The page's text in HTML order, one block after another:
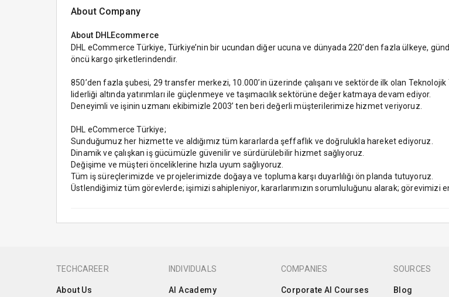
About Company
About DHLEcommerce
DHL eCommerce Türkiye, Türkiye’nin bir ucundan diğer ucuna ve dünyada 220’den fazla ülkeye,
öncü kargo şirketlerindendir.
850’den fazla şubesi, 29 transfer merkezi, 10.000’in üzerinde çalışanı ve sektörde ilk olan
liderliği altında yatırımları ile güçlenmeye ve taşımacılık sektörüne değer katmaya devam ediyor.
Deneyimli ve işinin uzmanı ekibimizle 2003’ ten beri değerli müşterilerimize hizmet veriyoruz.
DHL eCommerce Türkiye;
Sunduğumuz her hizmette ve aldığımız tüm kararlarda şeffaflık ve doğrulukla hareket ediyoruz.
Dinamik ve çalışkan iş gücümüzle güvenilir ve sürdürülebilir hizmet sağlıyoruz.
Değişime ve müşteri önceliklerine hızla uyum sağlıyoruz.
Tüm iş süreçlerimizde ve projelerimizde doğaya ve topluma karşı duyarlılığı ön planda tutuyoruz.
Üstlendiğimiz tüm görevlerde; işimizi sahipleniyor, kararlarımızın sorumluluğunu alarak; görevimizi
TECHCAREER
About Us
INDIVIDUALS
AI Academy
COMPANIES
Corporate AI Courses
SOURCES
Blog